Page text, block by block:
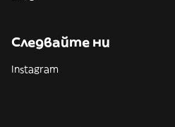
Следвайте ни
Instagram